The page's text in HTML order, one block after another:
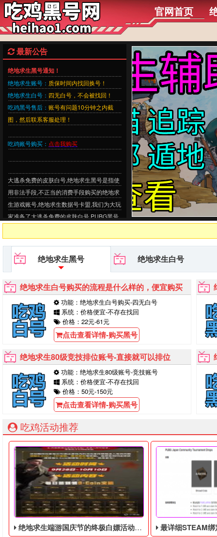
官网首页
最新公告
绝地求生黑号通知！
绝地求生账号： 质保时间内找回换号！
绝地求生白号： 四无白号，不会被找回！
吃鸡黑号售后： 账号有问题10分钟之内截
图，然后联系客服处理！
吃鸡账号购买： 点击我购买
大逃杀免费的皮肤白号,绝地求生黑号是指使
用非法手段,不正当的消费手段购买的绝地求
生游戏账号,绝地求生数据号卡盟,我们为大玩
家准备了大逃杀免费的皮肤白号,PUBG黑号
绝地求生黑号 绝地求生白号
绝地求生白号购买的流程是什么样的，便宜购买
功能：绝地求生白号购买-四无白号
系统：价格便宜-不存在找回
价格：22元-61元
点击查看详情-购买黑号
绝地求生80级竞技排位账号-直接就可以排位
功能：绝地求生80级账号-竞技账号
系统：价格便宜-不存在找回
价格：50元-150元
点击查看详情-购买黑号
吃鸡活动推荐
绝地求生端游国庆节的终极白嫖活动，活动的时间是9月28号到10月10号 最详细STEAM绑定全球账号以